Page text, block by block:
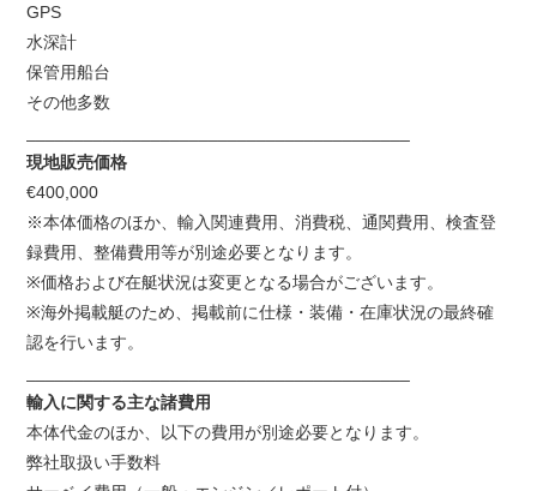
GPS
水深計
保管用船台
その他多数
現地販売価格
€400,000
※本体価格のほか、輸入関連費用、消費税、通関費用、検査登
録費用、整備費用等が別途必要となります。
※価格および在艇状況は変更となる場合がございます。
※海外掲載艇のため、掲載前に仕様・装備・在庫状況の最終確
認を行います。
輸入に関する主な諸費用
本体代金のほか、以下の費用が別途必要となります。
弊社取扱い手数料